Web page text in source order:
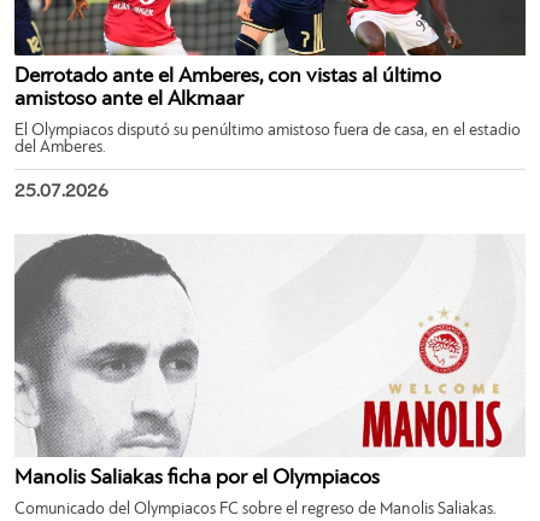
Derrotado ante el Amberes, con vistas al último
amistoso ante el Alkmaar
El Olympiacos disputó su penúltimo amistoso fuera de casa, en el estadio
del Amberes.
25.07.2026
Manolis Saliakas ficha por el Olympiacos
Comunicado del Olympiacos FC sobre el regreso de Manolis Saliakas.